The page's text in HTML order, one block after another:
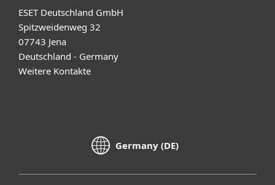
ESET Deutschland GmbH
Spitzweidenweg 32
07743 Jena
Deutschland - Germany
Weitere Kontakte
Germany (DE)